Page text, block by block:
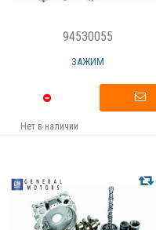
94530055
ЗАЖИМ
Нет в наличии